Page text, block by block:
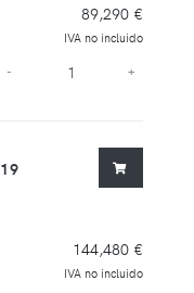
89,290 €
IVA no incluido
- +
144,480 €
IVA no incluido